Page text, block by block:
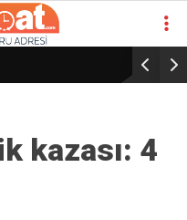
kazası: 4